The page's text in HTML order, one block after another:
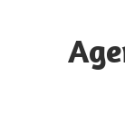
content